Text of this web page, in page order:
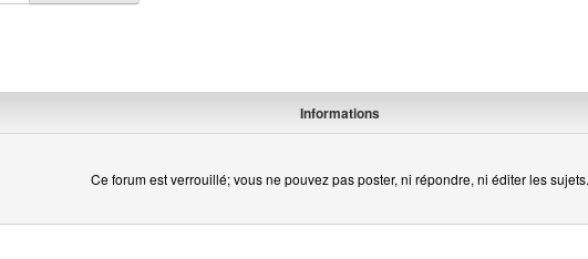
Informations
Ce forum est verrouillé; vous ne pouvez pas poster, ni répondre, ni éditer les sujets.